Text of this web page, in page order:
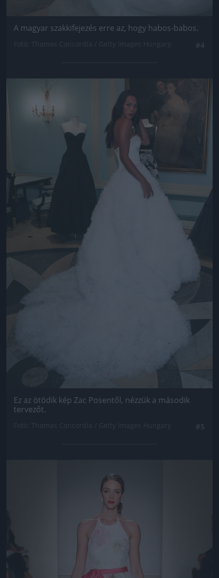
A magyar szakkifejezés erre az, hogy habos-babos.
Jön még kép!
Ez az ötödik kép Zac Posentől, nézzük a második
tervezőt.
Jön még kép!